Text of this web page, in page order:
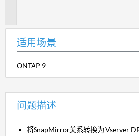
适用场景
ONTAP 9
问题描述
将SnapMirror关系转换为 Vserver